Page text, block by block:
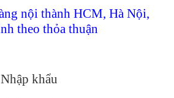
nội thành HCM, Hà Nội,
theo thỏa thuận
khẩu